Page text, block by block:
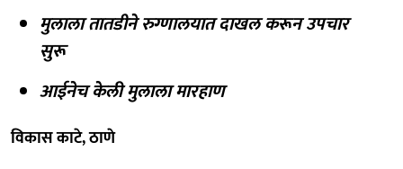
मुलाला तातडीने रुग्णालयात दाखल करून उपचार
सुरू
आईनेच केली मुलाला मारहाण
विकास काटे, ठाणे